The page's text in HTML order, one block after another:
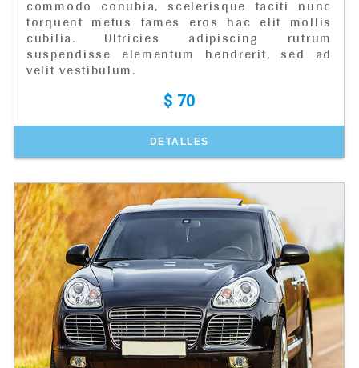
commodo conubia, scelerisque taciti nunc
torquent metus fames eros hac elit mollis
cubilia. Ultricies adipiscing rutrum
suspendisse elementum hendrerit, sed ad
velit vestibulum.
$ 70
DETALLES